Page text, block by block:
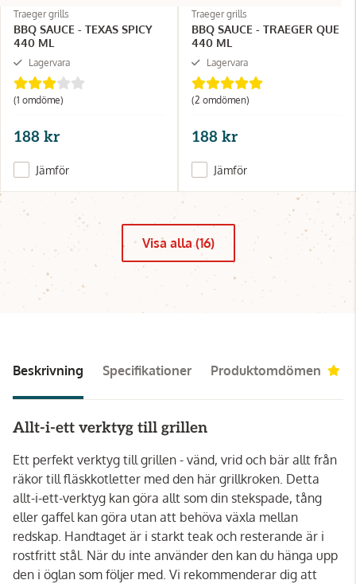
Traeger grills
BBQ SAUCE - TEXAS SPICY
440 ML
Lagervara
(1 omdöme)
188 kr
Jämför
Traeger grills
BBQ SAUCE - TRAEGER QUE
440 ML
Lagervara
(2 omdömen)
188 kr
Jämför
Visa alla (16)
Beskrivning Specifikationer Produktomdömen
Allt-i-ett verktyg till grillen
Ett perfekt verktyg till grillen - vänd, vrid och bär allt från
räkor till fläskkotletter med den här grillkroken. Detta
allt-i-ett-verktyg kan göra allt som din stekspade, tång
eller gaffel kan göra utan att behöva växla mellan
redskap. Handtaget är i starkt teak och resterande är i
rostfritt stål. När du inte använder den kan du hänga upp
den i öglan som följer med. Vi rekommenderar dig att